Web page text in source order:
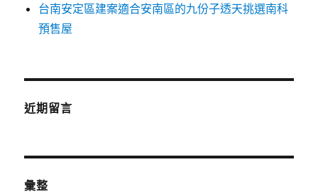
台南安定區建案適合安南區的九份子透天挑選南科
預售屋
近期留言
彙整